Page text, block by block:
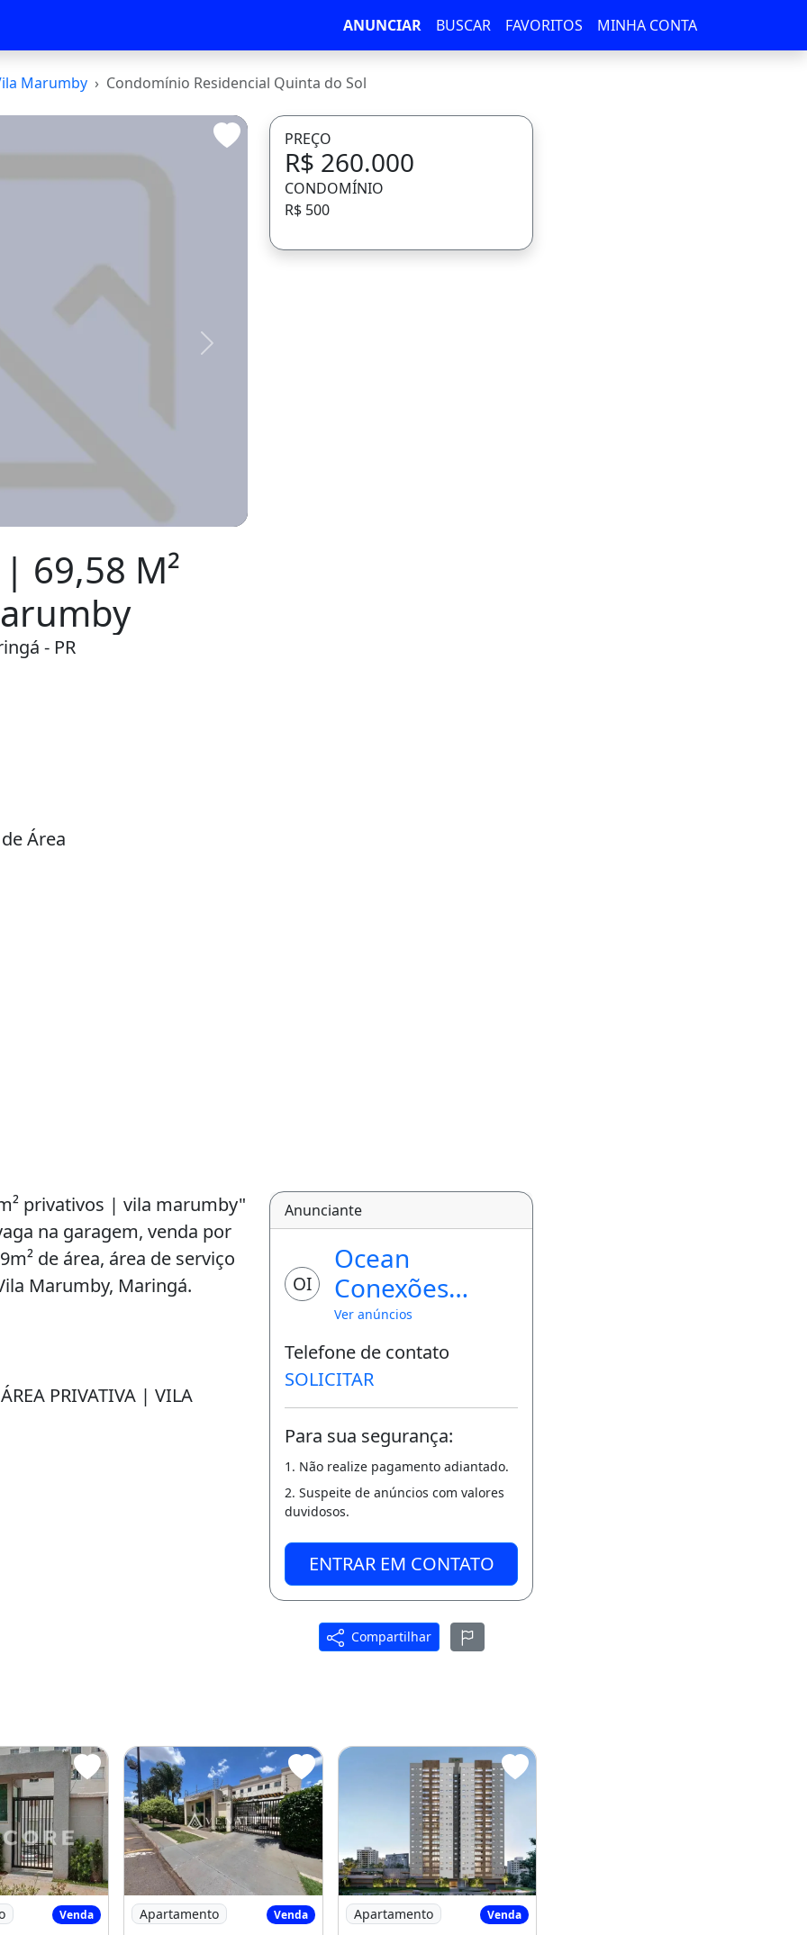
ANUNCIAR BUSCAR FAVORITOS MINHA CONTA
Marumby Condomínio Residencial Quinta do Sol
Avançar
69,58 M²
- PR
Área
PREÇO
R$ 260.000
CONDOMÍNIO
R$ 500
privativos | vila marumby"
na garagem, venda por
de área, área de serviço
Marumby, Maringá.
PRIVATIVA | VILA
Anunciante
OI
Ocean
Conexões
Imobiliárias
Ver anúncios
Telefone de contato
SOLICITAR
Para sua segurança:
1. Não realize pagamento adiantado.
2. Suspeite de anúncios com valores
duvidosos.
ENTRAR EM CONTATO
Compartilhar
em em Rua Moscados - Vila Marumby
Venda Imagem: Apartamento À Venda em Maringá, Vila Marumby
Apartamento Venda Imagem: Calefi Home Club - Preço Abaixo do Mercado
Apartamento Venda